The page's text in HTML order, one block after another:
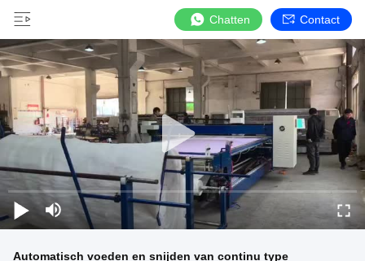
Chatten Contact
Automatisch voeden en snijden van continu type